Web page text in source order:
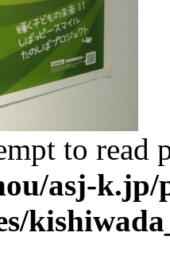
to read
asj-